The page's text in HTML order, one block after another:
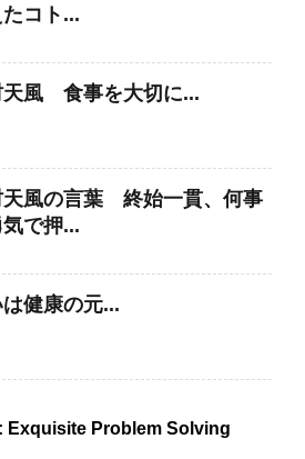
コト...
天風 食事を大切に...
天風の言葉 終始一貫、何事
気で押...
健康の元...
Exquisite Problem Solving